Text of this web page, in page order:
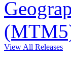
View All Releases